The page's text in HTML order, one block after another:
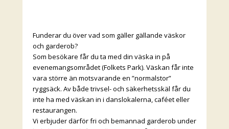
Funderar du över vad som gäller gällande väskor
och garderob?
Som besökare får du ta med din väska in på
evenemangsområdet (Folkets Park). Väskan får inte
vara större än motsvarande en ”normalstor”
ryggsäck. Av både trivsel- och säkerhetsskäl får du
inte ha med väskan in i danslokalerna, caféet eller
restaurangen.
Vi erbjuder därför fri och bemannad garderob under